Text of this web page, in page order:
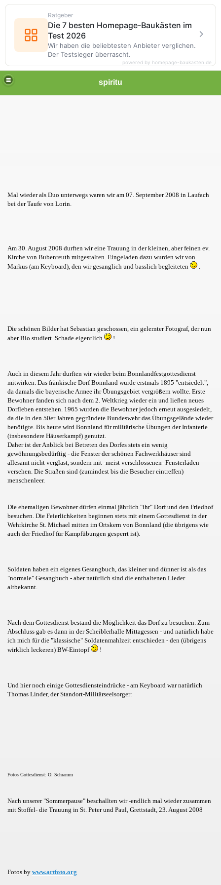
spiritu
Mal wieder als Duo unterwegs waren wir am 07. September 2008 in Laufach
bei der Taufe von Lorin.
Am 30. August 2008 durften wir eine Trauung in der kleinen, aber feinen ev.
Kirche von Bubenreuth mitgestalten. Eingeladen dazu wurden wir von
Markus (am Keyboard), den wir gesanglich und basslich begleiteten
.
Die schönen Bilder hat Sebastian geschossen, ein gelernter Fotograf, der nun
aber Bio studiert. Schade eigentlich
!
Auch in diesem Jahr durften wir wieder beim Bonnlandfestgottesdienst
mitwirken. Das fränkische Dorf Bonnland wurde erstmals 1895 "entsiedelt",
da damals die bayerische Armee ihr Übungsgebiet vergrößern wollte. Erste
Bewohner fanden sich nach dem 2. Weltkrieg wieder ein und ließen neues
Dorfleben entstehen. 1965 wurden die Bewohner jedoch erneut ausgesiedelt,
da die in den 50er Jahren gegründete Bundeswehr das Übungsgelände wieder
benötigte. Bis heute wird Bonnland für militärische Übungen der Infanterie
(insbesondere Häuserkampf) genutzt.
Daher ist der Anblick bei Betreten des Dorfes stets ein wenig
gewöhnungsbedürftig - die Fenster der schönen Fachwerkhäuser sind
allesamt nicht verglast, sondern mit -meist verschlossenen- Fensterläden
versehen. Die Straßen sind (zumindest bis die Besucher eintreffen)
menschenleer.
Die ehemaligen Bewohner dürfen einmal jährlich "ihr" Dorf und den Friedhof
besuchen. Die Feierlichkeiten beginnen stets mit einem Gottesdienst in der
Wehrkirche St. Michael mitten im Ortskern von Bonnland (die übrigens wie
auch der Friedhof für Kampfübungen gesperrt ist).
Soldaten haben ein eigenes Gesangbuch, das kleiner und dünner ist als das
"normale" Gesangbuch - aber natürlich sind die enthaltenen Lieder
altbekannt.
Nach dem Gottesdienst bestand die Möglichkeit das Dorf zu besuchen. Zum
Abschluss gab es dann in der Scheiblerhalle Mittagessen - und natürlich habe
ich mich für die "klassische" Soldatenmahlzeit entschieden - den (übrigens
wirklich leckeren) BW-Eintopf
!
Und hier noch einige Gottesdiensteindrücke - am Keyboard war natürlich
Thomas Linder, der Standort-Militärseelsorger:
Fotos Gottesdienst: O. Schramm
Nach unserer "Sommerpause" beschallten wir -endlich mal wieder zusammen
mit Stoffel- die Trauung in St. Peter und Paul, Grettstadt, 23. August 2008
Fotos by www.artfoto.org
Ratgeber
Die 7 besten Homepage-Baukästen im
Test 2026
Wir haben die beliebtesten Anbieter verglichen.
Der Testsieger überrascht.
powered by homepage-baukasten.de